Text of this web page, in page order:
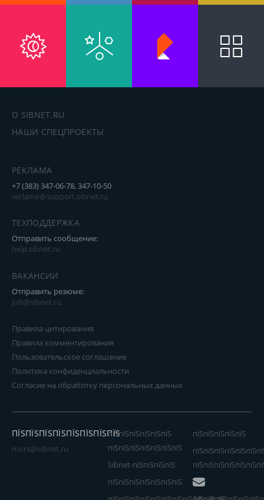
О SIBNET.RU
НАШИ СПЕЦПРОЕКТЫ
РЕКЛАМА
+7 (383) 347-06-78, 347-10-50
reclame@support.sibnet.ru
ТЕХПОДДЕРЖКА
Отправить сообщение:
help.sibnet.ru
ВАКАНСИИ
Отправить резюме:
job@sibnet.ru
Правила цитирования
Правила комментирования
Пользовательское соглашение
Политика конфиденциальности
Согласие на обработку персональных данных
ПЇЅПЇЅПЇЅПЇЅПЇЅПЇЅПЇЅПЇЅ
mors@sibnet.ru
пїЅпїЅпїЅпїЅпїЅпїЅ
пїЅпїЅпїЅпїЅпїЅпїЅпїЅ
Sibnet-пїЅпїЅпїЅпїЅ
пїЅпїЅпїЅпїЅпїЅ
пїЅпїЅпїЅпїЅпїЅпїЅпїЅ